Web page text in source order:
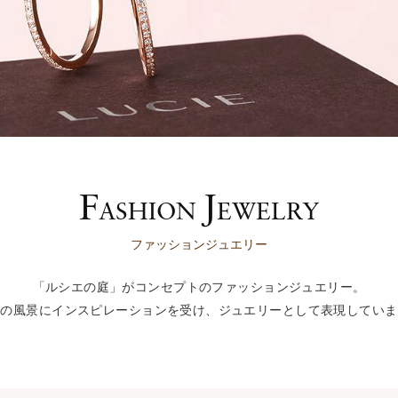
FASHION J EWELRY
ファッションジュエリー
「ルシエの庭」がコンセプトのファッションジュエリー。
風景にインスピレーションを受け、ジュエリーとして表現してい